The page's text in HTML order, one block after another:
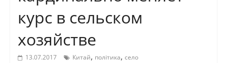
курс в сельском
хозяйстве
13.07.2017 Китай, політика, село